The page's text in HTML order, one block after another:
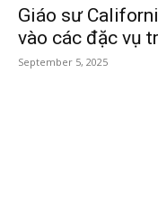
Giáo sư
vào các đặc vụ
September 5, 2025